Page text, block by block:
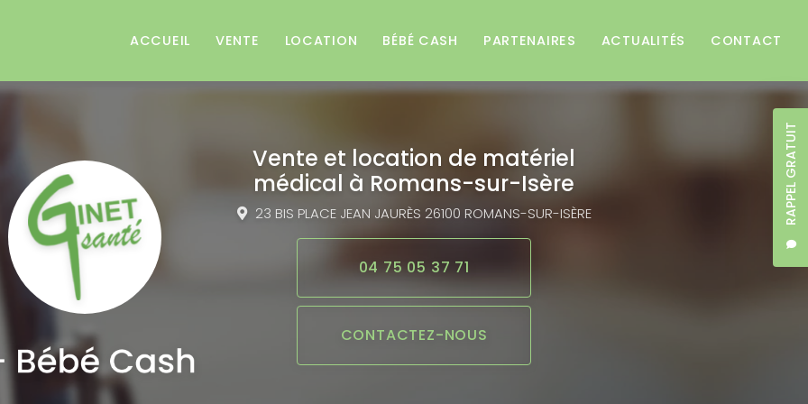
RAPPEL GRATUIT
ACCUEIL VENTE LOCATION BÉBÉ CASH PARTENAIRES ACTUALITÉS CONTACT
Vente et location de matériel
médical à Romans-sur-Isère
23 BIS PLACE JEAN JAURÈS 26100 ROMANS-SUR-ISÈRE
04 75 05 37 71
CONTACTEZ-NOUS